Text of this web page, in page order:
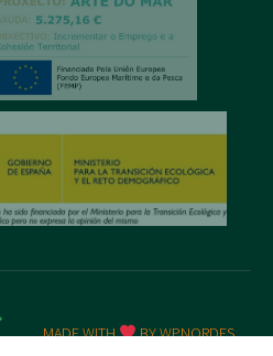
MADE WITH BY WPNORDES